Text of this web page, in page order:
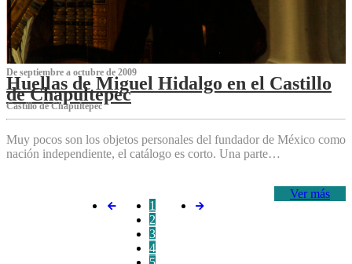
De septiembre a octubre de 2009
Huellas de Miguel Hidalgo en el Castillo
de Chapultepec
Castillo de Chapultepec
Muy pocos son los objetos personales del fundador de México como
nación independiente, el catálogo es corto. Una parte…
Ver más
1
2
3
4